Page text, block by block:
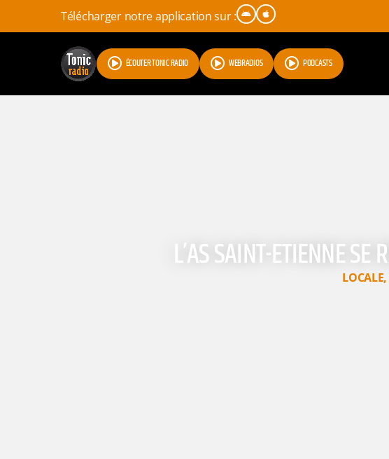
Télécharger notre application sur :
ÉCOUTER TONIC RADIO WEBRADIOS PODCASTS
L’AS SAINT-ETIENNE SE
LOCALE,